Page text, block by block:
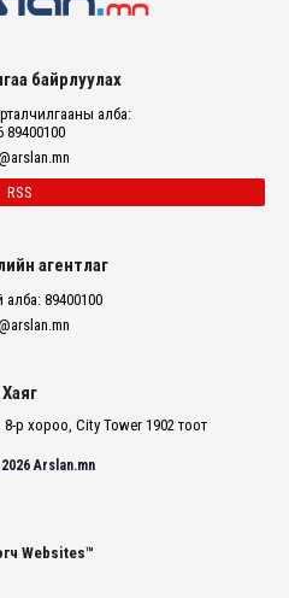
байрлуулах
алба:
89400100
RSS
агентлаг
89400100
Хаяг
р хороо, City Tower 1902 тоот
Arslan.mn
Websites™